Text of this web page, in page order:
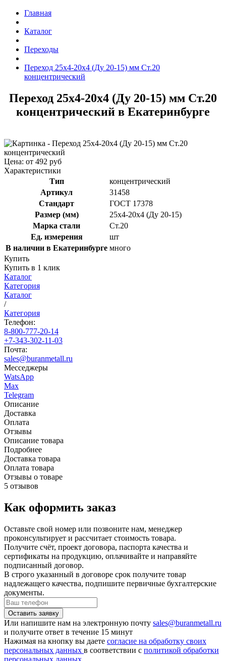
Главная
Каталог
Переходы
Переход 25x4-20x4 (Ду 20-15) мм Ст.20
концентрический
Переход 25x4-20x4 (Ду 20-15) мм Ст.20
концентрический в Екатеринбурге
Цена: от 492 руб
Характеристики
Тип
концентрический
Артикул
31458
Стандарт
ГОСТ 17378
Размер (мм)
25x4-20x4 (Ду 20-15)
Марка стали
Ст.20
Ед. измерения
шт
В наличии в Екатеринбурге много
Купить
Купить в 1 клик
Каталог
Категория
Каталог
/
Категория
Телефон:
8-800-777-20-14
+7-343-302-11-03
Почта:
sales@buranmetall.ru
Месседжеры
WatsApp
Max
Telegram
Описание
Доставка
Оплата
Отзывы
Описание товара
Подробнее
Доставка товара
Оплата товара
Отзывы о товаре
5 отзывов
Как оформить заказ
Оставьте свой номер или позвоните нам, менеджер
проконсультирует и рассчитает стоимость товара.
Получите счёт, проект договора, паспорта качества и
сертификаты на продукцию, оплачивайте и направяйте
подписанный договор.
В строго указанный в договоре срок получите товар
надлежащего качества, подпишите первичные бухгалтерские
документы.
Или напишите нам на электронную почту sales@buranmetall.ru
и получите ответ в течение 15 минут
Нажимая на кнопку вы даете согласие на обработку своих
персональных данных в соответствии с политикой обработки
персональных данных